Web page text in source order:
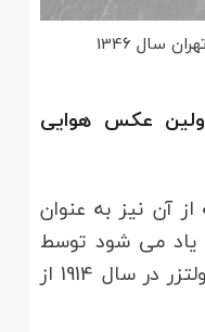
سال 1346
عکس هوایی
از آن نیز به عنوان
یاد می شود توسط
یک خلبان سوئیسی به نام هولتزر در سال 1914 از